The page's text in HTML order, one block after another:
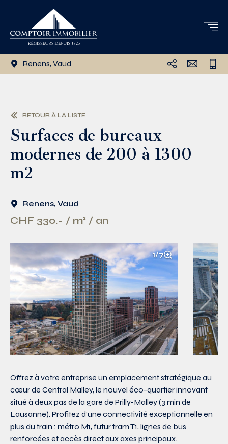
Renens, Vaud
RETOUR À LA LISTE
Surfaces de bureaux
modernes de 200 à 1300
m2
Renens, Vaud
CHF 330.- / m² / an
1/7
Offrez à votre entreprise un emplacement stratégique au
cœur de Central Malley, le nouvel éco-quartier innovant
situé à deux pas de la gare de Prilly-Malley (3 min de
Lausanne). Profitez d’une connectivité exceptionnelle en
plus du train : métro M1, futur tram T1, lignes de bus
renforcées et accès direct aux axes principaux.